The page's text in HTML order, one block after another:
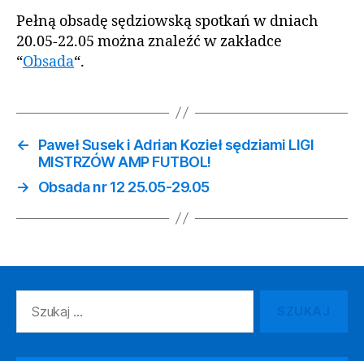
Pełną obsadę sędziowską spotkań w dniach
20.05-22.05 można znaleźć w zakładce
“Obsada“.
←
Paweł Susek i Adrian Kozieł sędziami LIGI
MISTRZÓW AMP FUTBOL!
→
Obsada nr 12 25.05-29.05